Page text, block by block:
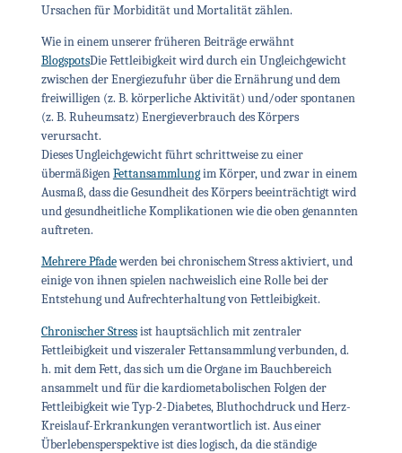
Ursachen für Morbidität und Mortalität zählen.
Wie in einem unserer früheren Beiträge erwähnt
BlogspotsDie Fettleibigkeit wird durch ein Ungleichgewicht
zwischen der Energiezufuhr über die Ernährung und dem
freiwilligen (z. B. körperliche Aktivität) und/oder spontanen
(z. B. Ruheumsatz) Energieverbrauch des Körpers
verursacht.
Dieses Ungleichgewicht führt schrittweise zu einer
übermäßigenFettansammlungim Körper, und zwar in einem
Ausmaß, dass die Gesundheit des Körpers beeinträchtigt wird
und gesundheitliche Komplikationen wie die oben genannten
auftreten.
Mehrere Pfadewerden bei chronischem Stress aktiviert, und
einige von ihnen spielen nachweislich eine Rolle bei der
Entstehung und Aufrechterhaltung von Fettleibigkeit.
Chronischer Stressist hauptsächlich mit zentraler
Fettleibigkeit und viszeraler Fettansammlung verbunden, d.
h. mit dem Fett, das sich um die Organe im Bauchbereich
ansammelt und für die kardiometabolischen Folgen der
Fettleibigkeit wie Typ-2-Diabetes, Bluthochdruck und Herz-
Kreislauf-Erkrankungen verantwortlich ist. Aus einer
Überlebensperspektive ist dies logisch, da die ständige